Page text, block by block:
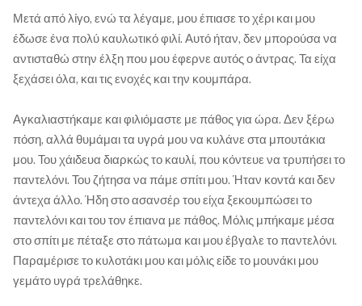
Μετά από λίγο, ενώ τα λέγαμε, μου έπιασε το χέρι και μου
έδωσε ένα πολύ καυλωτικό φιλί. Αυτό ήταν, δεν μπορούσα να
αντισταθώ στην έλξη που μου έφερνε αυτός ο άντρας. Τα είχα
ξεχάσει όλα, και τις ενοχές και την κουμπάρα.
Αγκαλιαστήκαμε και φιλιόμαστε με πάθος για ώρα. Δεν ξέρω
πόση, αλλά θυμάμαι τα υγρά μου να κυλάνε στα μπουτάκια
μου. Του χάιδευα διαρκώς το καυλί, που κόντευε να τρυπήσει το
παντελόνι. Του ζήτησα να πάμε σπίτι μου. Ήταν κοντά και δεν
άντεχα άλλο. Ήδη στο ασανσέρ του είχα ξεκουμπώσει το
παντελόνι και του τον έπιανα με πάθος. Μόλις μπήκαμε μέσα
στο σπίτι με πέταξε στο πάτωμα και μου έβγαλε το παντελόνι.
Παραμέρισε το κυλοτάκι μου και μόλις είδε το μουνάκι μου
γεμάτο υγρά τρελάθηκε.